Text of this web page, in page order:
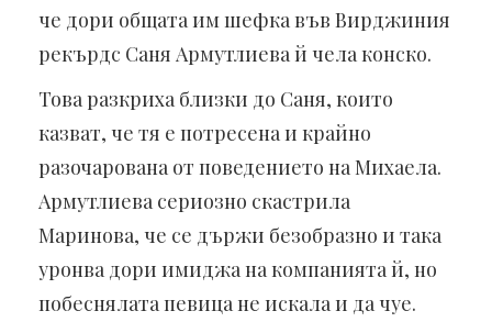
че дори общата им шефка във Вирджиния
рекърдс Саня Армутлиева й чела конско.
Това разкриха близки до Саня, които
казват, че тя е потресена и крайно
разочарована от поведението на Михаела.
Армутлиева сериозно скастрила
Маринова, че се държи безобразно и така
уронва дори имиджа на компанията й, но
побеснялата певица не искала и да чуе.